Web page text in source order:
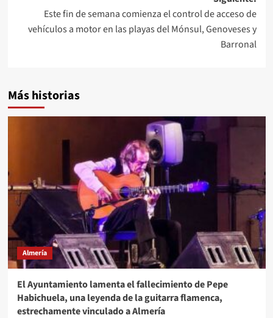
Este fin de semana comienza el control de acceso de
vehículos a motor en las playas del Mónsul, Genoveses y
Barronal
Más historias
Almería
El Ayuntamiento lamenta el fallecimiento de Pepe
Habichuela, una leyenda de la guitarra flamenca,
estrechamente vinculado a Almería